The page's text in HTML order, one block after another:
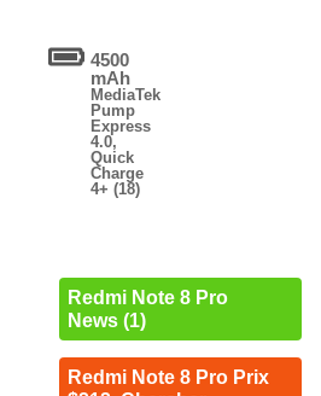
4500
mAh
MediaTek
Pump
Express
4.0,
Quick
Charge
4+ (18)
Redmi Note 8 Pro
News (1)
Redmi Note 8 Pro Prix